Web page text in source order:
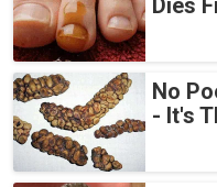
Dies
No
- It's